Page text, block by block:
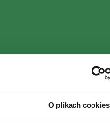
O plikach cookies